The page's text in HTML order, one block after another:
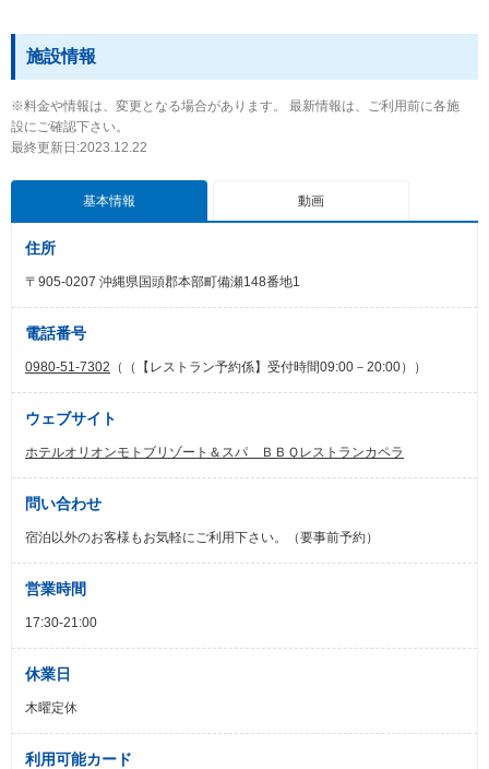
施設情報
※料金や情報は、変更となる場合があります。 最新情報は、ご利用前に各施
設にご確認下さい。
最終更新日:2023.12.22
基本情報 動画
住所
〒905-0207 沖縄県国頭郡本部町備瀬148番地1
電話番号
0980-51-7302 （（【レストラン予約係】受付時間09:00－20:00））
ウェブサイト
ホテルオリオンモトブリゾート＆スパ ＢＢＱレストランカペラ
問い合わせ
宿泊以外のお客様もお気軽にご利用下さい。（要事前予約）
営業時間
17:30-21:00
休業日
木曜定休
利用可能カード